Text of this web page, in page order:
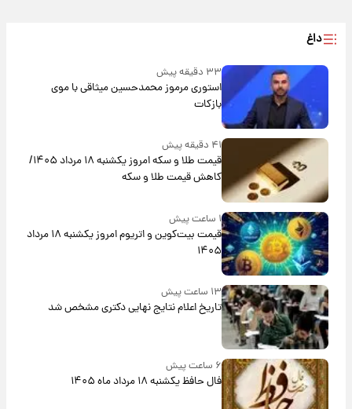
داغ
۳۳ دقیقه پیش
استوری مرموز محمدحسین میثاقی با موی
بازکات
۴۱ دقیقه پیش
قیمت طلا و سکه امروز یکشنبه ۱۸ مرداد ۱۴۰۵/
کاهش قیمت طلا و سکه
۱ ساعت پیش
قیمت بیت‌کوین و اتریوم امروز یکشنبه ۱۸ مرداد
۱۴۰۵
۱۳ ساعت پیش
تاریخ اعلام نتایج نهایی دکتری مشخص شد
۶ ساعت پیش
فال حافظ یکشنبه ۱۸ مرداد ماه ۱۴۰۵